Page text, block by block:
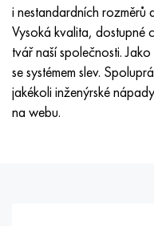
i nestandardních rozměrů
Vysoká kvalita, dostupné
tvář naší společnosti.
se systémem slev.
jakékoli inženýrské
na webu.